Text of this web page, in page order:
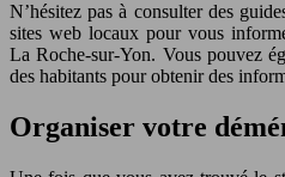
N’hésitez pas à consulter des
sites web locaux pour vous
La Roche-sur-Yon. Vous pouvez
des habitants pour obtenir des
Organiser votre